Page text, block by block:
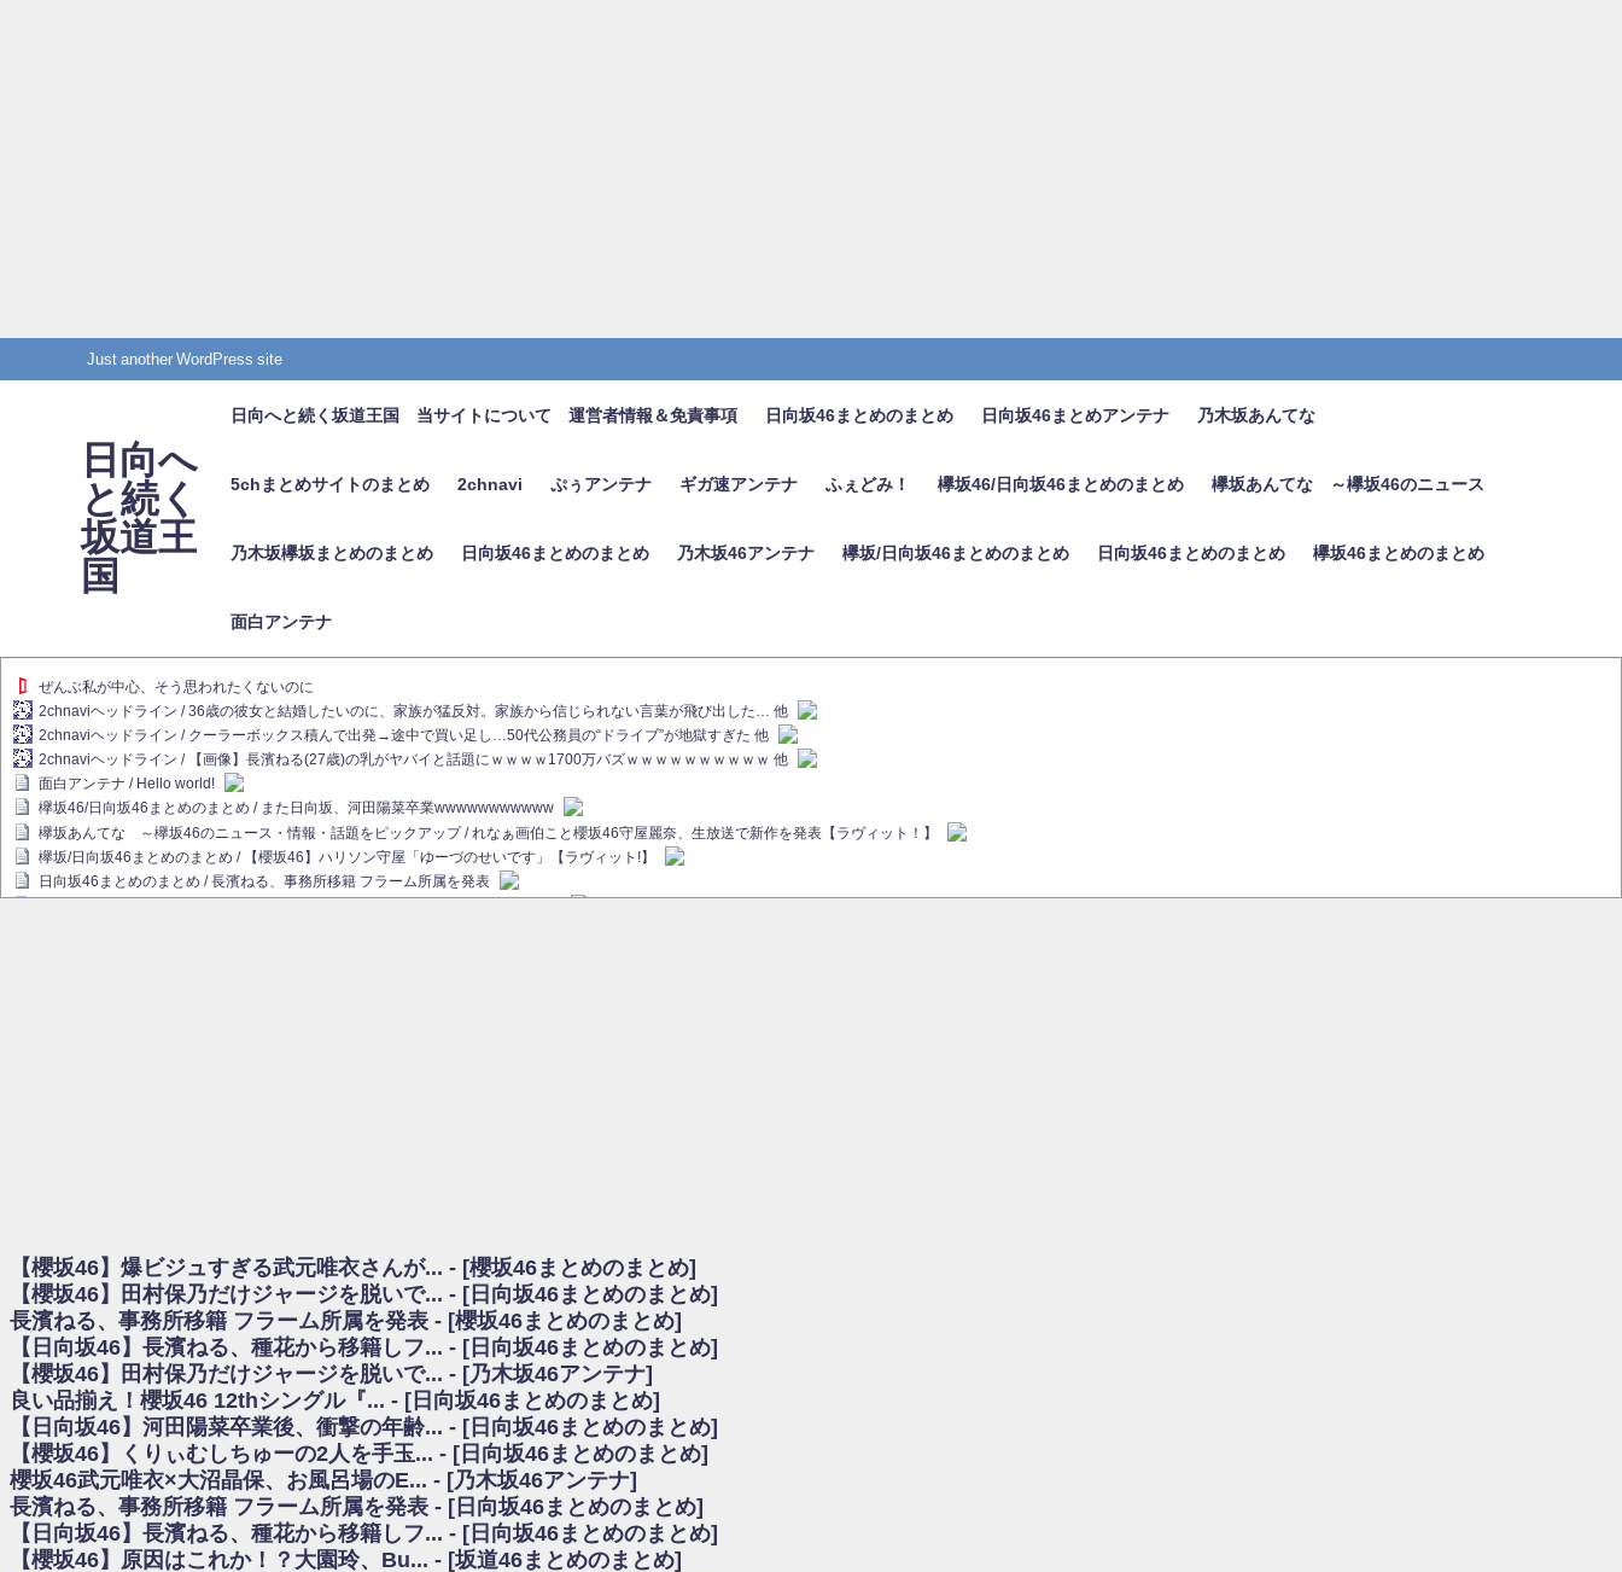
Just another WordPress site
日向へ
と続く
坂道王
国
日向へと続く坂道王国 当サイトについて 運営者情報＆免責事項 日向坂46まとめのまとめ 日向坂46まとめアンテナ 乃木坂あんてな
5chまとめサイトのまとめ 2chnavi ぷぅアンテナ ギガ速アンテナ ふぇどみ！ 欅坂46/日向坂46まとめのまとめ 欅坂あんてな ～欅坂46のニュース
乃木坂欅坂まとめのまとめ 日向坂46まとめのまとめ 乃木坂46アンテナ 欅坂/日向坂46まとめのまとめ 日向坂46まとめのまとめ 欅坂46まとめのまとめ
面白アンテナ
ぜんぶ私が中心、そう思われたくないのに
2chnaviヘッドライン / 36歳の彼女と結婚したいのに、家族が猛反対。家族から信じられない言葉が飛び出した… 他
2chnaviヘッドライン / クーラーボックス積んで出発→途中で買い足し…50代公務員の“ドライブ”が地獄すぎた 他
2chnaviヘッドライン / 【画像】長濱ねる(27歳)の乳がヤバイと話題にｗｗｗｗ1700万バズｗｗｗｗｗｗｗｗｗｗ 他
面白アンテナ / Hello world!
欅坂46/日向坂46まとめのまとめ / また日向坂、河田陽菜卒業wwwwwwwwwww
欅坂あんてな ～欅坂46のニュース・情報・話題をピックアップ / れなぁ画伯こと櫻坂46守屋麗奈、生放送で新作を発表【ラヴィット！】
欅坂/日向坂46まとめのまとめ / 【櫻坂46】ハリソン守屋「ゆーづのせいです」【ラヴィット!】
日向坂46まとめのまとめ / 長濱ねる、事務所移籍 フラーム所属を発表
乃木坂欅坂まとめのまとめ / 【日向坂46】この月、何かあるのか！？『お願いバッハ！』ミーグリ日程がこちら
欅坂/日向坂46まとめのまとめ / 【櫻坂46】ミーグリで喧嘩！？山下瞳月、これはマジギレしてる
乃木坂46アンテナ / 【櫻坂46】ハリソン守屋「ゆーづのせいです」【ラヴィット!】
乃木坂あんてな ～乃木坂46・欅坂46・日向坂46のニュース・情報・話題をピックアップ / 良い品揃え！櫻坂46 12thシングル『Make or Break』オフィシャルグッズ絶賛販売受付中
日向坂46まとめのまとめ / 【日向坂46】この月、何かあるのか！？『お願いバッハ！』ミーグリ日程がこちら
日向坂46まとめのまとめ / 【元日向坂46】この卒業生、めちゃくちゃテレビで見かけるな
欅坂/日向坂46まとめのまとめ / 【櫻坂46】リアルミーグリであの販売も！『Make or Break』オフィシャルグッズ解禁
乃木坂46アンテナ / 【櫻坂46】ミーグリで喧嘩！？山下瞳月、これはマジギレしてる
乃木坂あんてな ～乃木坂46・欅坂46・日向坂46のニュース・情報・話題をピックアップ / れなッピーズ集結！櫻坂46守屋麗奈×遠藤理子、8/6「ラヴィット！」水曜スタジオ出演決定
日向坂46まとめのまとめ / 【日向坂46】富田鈴花、次の事務所が決まってそう！？
日向坂46まとめのまとめ / 【日向坂46】富田鈴花、次の事務所が決まってそう！？
乃木坂46アンテナ / 【日向坂46】この月、何かあるのか！？『お願いバッハ！』ミーグリ日程がこちら
乃木坂あんてな ～乃木坂46・欅坂46・日向坂46のニュース・情報・話題をピックアップ / 日向坂46卒業後初共演！佐々木久美さん、師匠オードリー若林さんと再会した結果･･･【激レアさんを連れてきた。】
【櫻坂46】爆ビジュすぎる武元唯衣さんが... - [櫻坂46まとめのまとめ]
【櫻坂46】田村保乃だけジャージを脱いで... - [日向坂46まとめのまとめ]
長濱ねる、事務所移籍 フラーム所属を発表 - [櫻坂46まとめのまとめ]
【日向坂46】長濱ねる、種花から移籍しフ... - [日向坂46まとめのまとめ]
【櫻坂46】田村保乃だけジャージを脱いで... - [乃木坂46アンテナ]
良い品揃え！櫻坂46 12thシングル『... - [日向坂46まとめのまとめ]
【日向坂46】河田陽菜卒業後、衝撃の年齢... - [日向坂46まとめのまとめ]
【櫻坂46】くりぃむしちゅーの2人を手玉... - [日向坂46まとめのまとめ]
櫻坂46武元唯衣×大沼晶保、お風呂場のE... - [乃木坂46アンテナ]
長濱ねる、事務所移籍 フラーム所属を発表 - [日向坂46まとめのまとめ]
【日向坂46】長濱ねる、種花から移籍しフ... - [日向坂46まとめのまとめ]
【櫻坂46】原因はこれか！？大園玲、Bu... - [坂道46まとめのまとめ]